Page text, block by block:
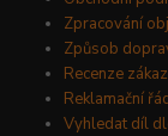
Zpracování
Způsob
Recenze
Reklamační
Vyhledat díl